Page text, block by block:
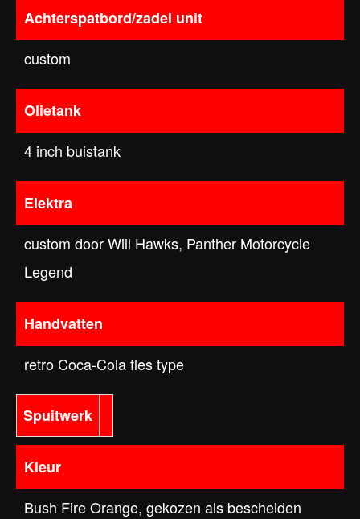
Achterspatbord/zadel unit
custom
Olietank
4 inch buistank
Elektra
custom door Will Hawks, Panther Motorcycle
Legend
Handvatten
retro Coca-Cola fles type
Spuitwerk
Kleur
Bush Fire Orange, gekozen als bescheiden